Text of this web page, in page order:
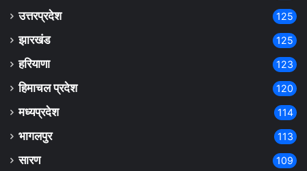
उत्तरप्रदेश 125
झारखंड 125
हरियाणा 123
हिमाचल प्रदेश 120
मध्यप्रदेश 114
भागलपुर 113
सारण 109